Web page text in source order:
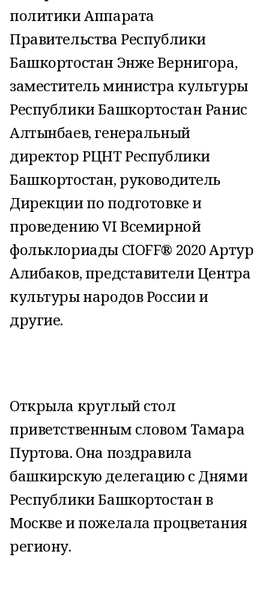
политики Аппарата
Правительства Республики
Башкортостан Энже Вернигора,
заместитель министра культуры
Республики Башкортостан Ранис
Алтынбаев, генеральный
директор РЦНТ Республики
Башкортостан, руководитель
Дирекции по подготовке и
проведению VI Всемирной
фольклориады CIOFF® 2020 Артур
Алибаков, представители Центра
культуры народов России и
другие.
Открыла круглый стол
приветственным словом Тамара
Пуртова. Она поздравила
башкирскую делегацию с Днями
Республики Башкортостан в
Москве и пожелала процветания
региону.